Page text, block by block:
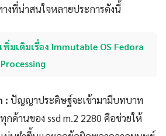
งที่น่าสนใจหลายประการดังนี้
พิ่มเติมเรื่อง Immutable OS Fedora
: ปัญญาประดิษฐ์จะเข้ามามีบทบาท
ด้านของ ssd m.2 2280 คือช่วยให้